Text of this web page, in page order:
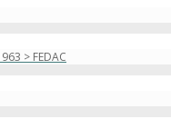
> FEDAC